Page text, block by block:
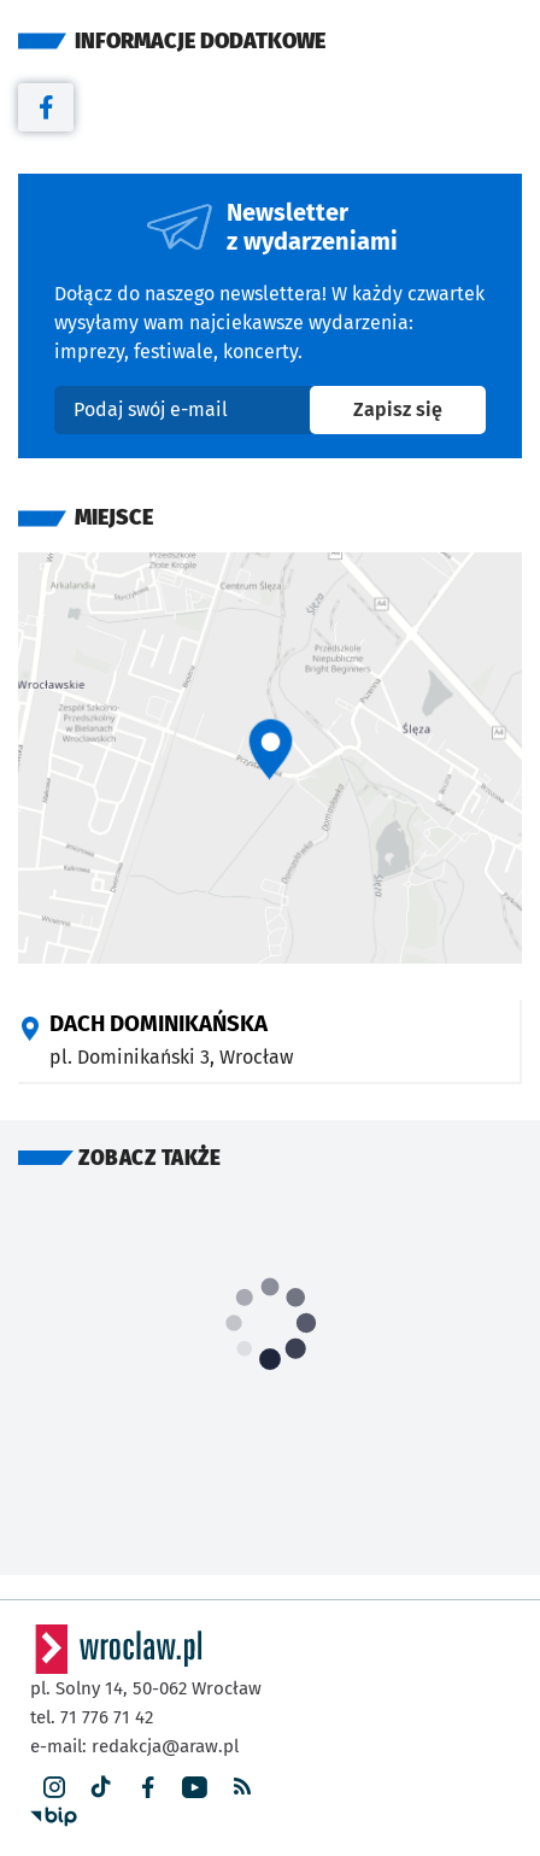
INFORMACJE DODATKOWE
Otwiera się w nowej karcie
Newsletter
z wydarzeniami
Dołącz do naszego newslettera! W każdy czwartek
wysyłamy wam najciekawsze wydarzenia:
imprezy, festiwale, koncerty.
Podaj swój e-mail
Zapisz sięna
MIEJSCE
DACH DOMINIKAŃSKA
pl. Dominikański 3, Wrocław
ZOBACZ TAKŻE
pl. Solny 14, 50-062 Wrocław
tel. 71 776 71 42
e-mail: redakcja@araw.pl